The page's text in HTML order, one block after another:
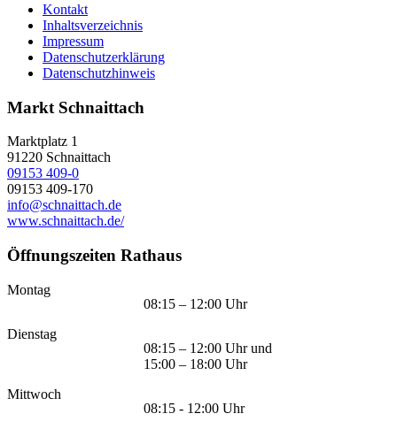
Kontakt
Inhaltsverzeichnis
Impressum
Datenschutzerklärung
Datenschutzhinweis
Markt Schnaittach
Marktplatz 1
91220 Schnaittach
09153 409-0
09153 409-170
info@schnaittach.de
www.schnaittach.de/
Öffnungszeiten Rathaus
Montag
08:15 – 12:00 Uhr
Dienstag
08:15 – 12:00 Uhr und
15:00 – 18:00 Uhr
Mittwoch
08:15 - 12:00 Uhr